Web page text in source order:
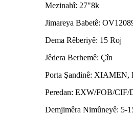
Mezinahî: 27"8k
Jimareya Babetê:
Dema Rêberiyê: 15 Roj
Jêdera Berhemê: Çîn
Porta Şandinê: XIAMEN,
Peredan: EXW/FOB/CIF/
Demjimêra Nimûneyê: 5-